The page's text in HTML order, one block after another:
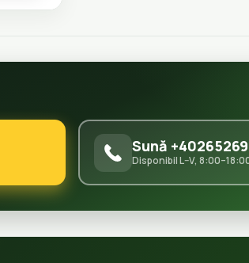
Sună
Disponibil L–V,